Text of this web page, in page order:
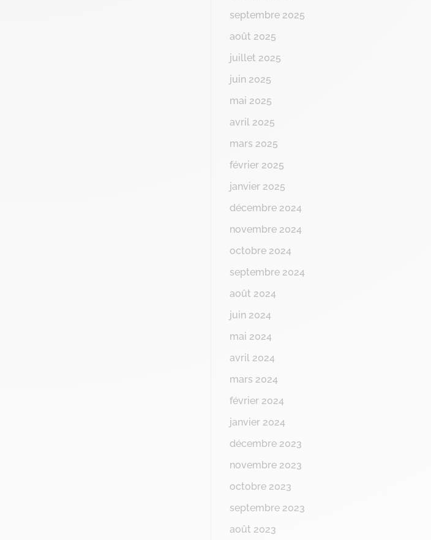
septembre 2025
août 2025
juillet 2025
juin 2025
mai 2025
avril 2025
mars 2025
février 2025
janvier 2025
décembre 2024
novembre 2024
octobre 2024
septembre 2024
août 2024
juin 2024
mai 2024
avril 2024
mars 2024
février 2024
janvier 2024
décembre 2023
novembre 2023
octobre 2023
septembre 2023
août 2023